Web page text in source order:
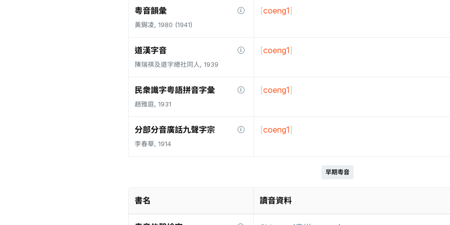
粵音韻彙
黃錫凌, 1980 (1941)
[coeng1]
道漢字音
陳瑞祺及道字總社同人, 1939
[coeng1]
民衆識字粤語拼音字彙
趙雅庭, 1931
[coeng1]
分部分音廣話九聲字宗
李春華, 1914
[coeng1]
早期粵音
書名 讀音資料